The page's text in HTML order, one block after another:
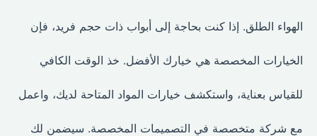
الهواء الطلق. إذا كنت بحاجة إلى أبواب ذات حجم فريد، فإن
الخيارات المخصصة هي خيارك الأفضل. خذ الوقت الكافي
للقياس بعناية، واستكشف خيارات المواد المتاحة لديك، واعمل
مع شركة متخصصة في التصميمات المخصصة. سيضمن لك